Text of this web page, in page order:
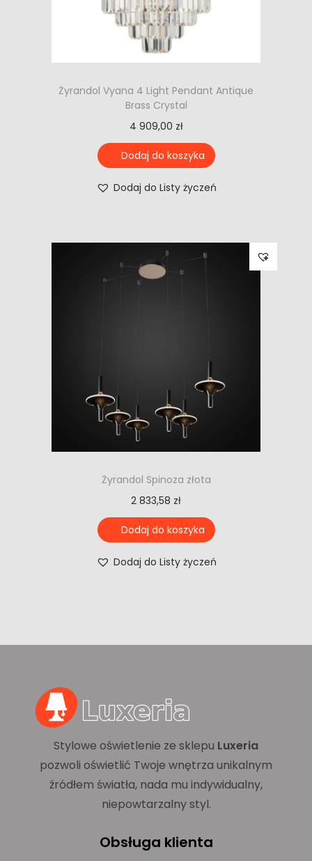
Żyrandol Vyana 4 Light Pendant Antique
Brass Crystal
4 909,00 zł
Dodaj do koszyka
Dodaj do Listy życzeń
Żyrandol Spinoza złota
2 833,58 zł
Dodaj do koszyka
Dodaj do Listy życzeń
Stylowe oświetlenie ze sklepu Luxeria
pozwoli oświetlić Twoje wnętrza unikalnym
źródłem światła, nada mu indywidualny,
niepowtarzalny styl.
Obsługa klienta